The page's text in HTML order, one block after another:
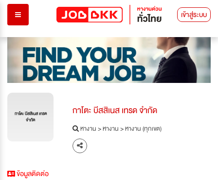
เข้าสู่ระบบ
กาโตะ บีสสิเนส เทรด
จำกัด
กาโตะ บีสสิเนส เทรด จำกัด
หางาน>หางาน>หางาน (ทุกเขต)
ข้อมูลติดต่อ